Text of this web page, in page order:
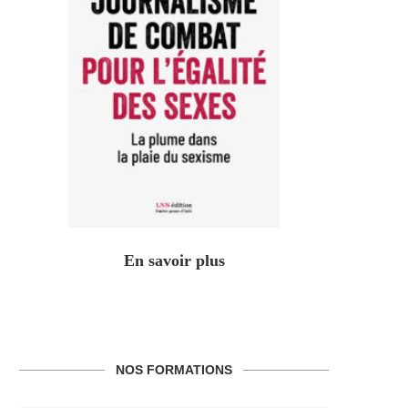
En savoir plus
NOS FORMATIONS